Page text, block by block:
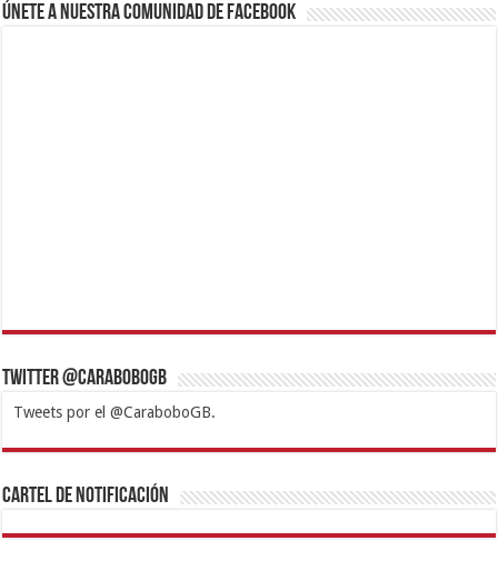
Únete a nuestra comunidad de Facebook
Twitter @CaraboboGB
Tweets por el @CaraboboGB.
1xbetBetturkeyBetistKralbetSupertotobetTipobetMatadorbetMariobet
https://mvbcasino.com/
Cartel de Notificación